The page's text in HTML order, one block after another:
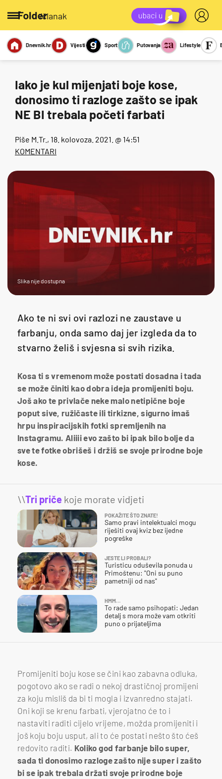
/članak
Miks Kviz
Report
Dnevnik.hr Vijesti Sport Putovanja Lifestyle
Iako je kul mijenjati boje kose,
donosimo ti razloge zašto se ipak
NE BI trebala početi farbati
Piše M.Tr. , 18. kolovoza. 2021. @ 14:51
KOMENTARI
Slika nije dostupna
Ako te ni svi ovi razlozi ne zaustave u
farbanju, onda samo daj jer izgleda da to
stvarno želiš i svjesna si svih rizika.
Kosa ti s vremenom može postati dosadna i tada
se može činiti kao dobra ideja promijeniti boju.
Još ako te privlače neke malo netipične boje
poput sive, ružičaste ili tirkizne, sigurno imaš
hrpu inspiracijskih fotki spremljenih na
Instagramu. Aliiii evo zašto bi ipak bilo bolje da
sve te fotke obrišeš i držiš se svoje prirodne boje
kose.
\\Tri priče koje morate vidjeti
POKAŽITE ŠTO ZNATE!
Samo pravi intelektualci mogu
riješiti ovaj kviz bez ijedne
pogreške
JESTE LI PROBALI?
Turisticu oduševila ponuda u
Primoštenu: "Oni su puno
pametniji od nas"
HMM…
To rade samo psihopati: Jedan
detalj s mora može vam otkriti
puno o prijateljima
Promijeniti boju kose se čini kao zabavna odluka,
pogotovo ako se radi o nekoj drastičnoj promijeni
za koju misliš da bi ti mogla i izvanredno stajati.
Oni koji se krenu farbati, vjerojatno će to i
nastaviti raditi cijelo vrijeme, možda promijeniti i
još koju boju usput, ali to će postati nešto što ćeš
redovito raditi. Koliko god farbanje bilo super,
sada ti donosimo razloge zašto nije super i zašto
bi se ipak trebala držati svoje prirodne boje